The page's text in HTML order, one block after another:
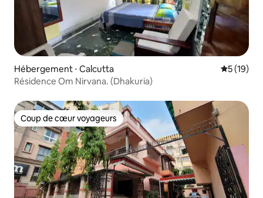
Hébergement ⋅ Calcutta
5 (19)
Résidence Om Nirvana. (Dhakuria)
Coup de cœur voyageurs
Coup de cœur voyageurs